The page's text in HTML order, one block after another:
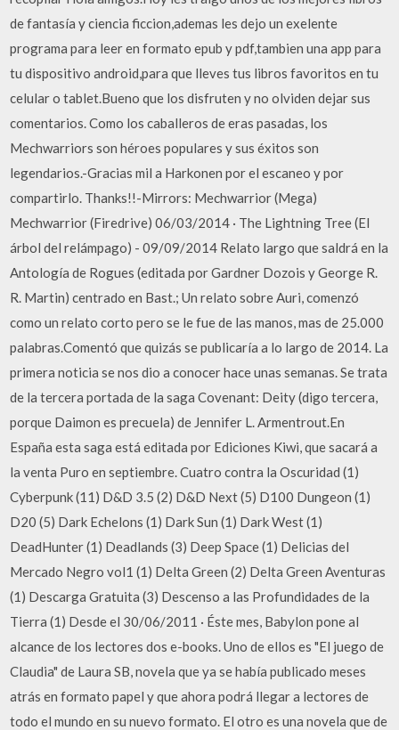
de fantasía y ciencia ficcion,ademas les dejo un exelente
programa para leer en formato epub y pdf,tambien una app para
tu dispositivo android,para que lleves tus libros favoritos en tu
celular o tablet.Bueno que los disfruten y no olviden dejar sus
comentarios. Como los caballeros de eras pasadas, los
Mechwarriors son héroes populares y sus éxitos son
legendarios.-Gracias mil a Harkonen por el escaneo y por
compartirlo. Thanks!!-Mirrors: Mechwarrior (Mega)
Mechwarrior (Firedrive) 06/03/2014 · The Lightning Tree (El
árbol del relámpago) - 09/09/2014 Relato largo que saldrá en la
Antología de Rogues (editada por Gardner Dozois y George R.
R. Martin) centrado en Bast.; Un relato sobre Auri, comenzó
como un relato corto pero se le fue de las manos, mas de 25.000
palabras.Comentó que quizás se publicaría a lo largo de 2014. La
primera noticia se nos dio a conocer hace unas semanas. Se trata
de la tercera portada de la saga Covenant: Deity (digo tercera,
porque Daimon es precuela) de Jennifer L. Armentrout.En
España esta saga está editada por Ediciones Kiwi, que sacará a
la venta Puro en septiembre. Cuatro contra la Oscuridad (1)
Cyberpunk (11) D&D 3.5 (2) D&D Next (5) D100 Dungeon (1)
D20 (5) Dark Echelons (1) Dark Sun (1) Dark West (1)
DeadHunter (1) Deadlands (3) Deep Space (1) Delicias del
Mercado Negro vol1 (1) Delta Green (2) Delta Green Aventuras
(1) Descarga Gratuita (3) Descenso a las Profundidades de la
Tierra (1) Desde el 30/06/2011 · Éste mes, Babylon pone al
alcance de los lectores dos e-books. Uno de ellos es "El juego de
Claudia" de Laura SB, novela que ya se había publicado meses
atrás en formato papel y que ahora podrá llegar a lectores de
todo el mundo en su nuevo formato. El otro es una novela que de